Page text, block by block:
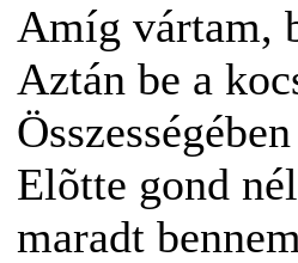
Amíg vártam,
Aztán be a
Elõtte gond
maradt